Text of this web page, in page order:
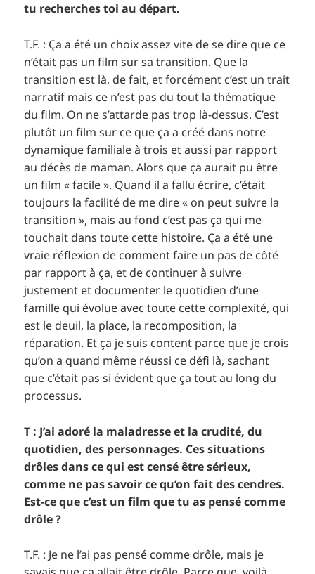
tu recherches toi au départ.
T.F. : Ça a été un choix assez vite de se dire que ce
n’était pas un film sur sa transition. Que la
transition est là, de fait, et forcément c’est un trait
narratif mais ce n’est pas du tout la thématique
du film. On ne s’attarde pas trop là-dessus. C’est
plutôt un film sur ce que ça a créé dans notre
dynamique familiale à trois et aussi par rapport
au décès de maman. Alors que ça aurait pu être
un film « facile ». Quand il a fallu écrire, c’était
toujours la facilité de me dire « on peut suivre la
transition », mais au fond c’est pas ça qui me
touchait dans toute cette histoire. Ça a été une
vraie réflexion de comment faire un pas de côté
par rapport à ça, et de continuer à suivre
justement et documenter le quotidien d’une
famille qui évolue avec toute cette complexité, qui
est le deuil, la place, la recomposition, la
réparation. Et ça je suis content parce que je crois
qu’on a quand même réussi ce défi là, sachant
que c’était pas si évident que ça tout au long du
processus.
T : J’ai adoré la maladresse et la crudité, du
quotidien, des personnages. Ces situations
drôles dans ce qui est censé être sérieux,
comme ne pas savoir ce qu’on fait des cendres.
Est-ce que c’est un film que tu as pensé comme
drôle ?
T.F. : Je ne l’ai pas pensé comme drôle, mais je